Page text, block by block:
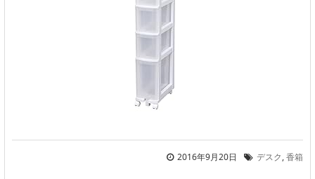
2016年9月20日 デスク,香箱